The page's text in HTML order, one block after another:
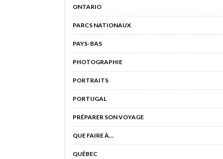
ONTARIO
PARCS NATIONAUX
PAYS-BAS
PHOTOGRAPHIE
PORTRAITS
PORTUGAL
PRÉPARER SON VOYAGE
QUE FAIRE À…
QUÉBEC